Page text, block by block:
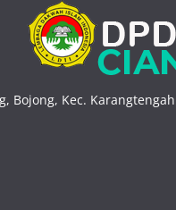
Bojong, Kec.